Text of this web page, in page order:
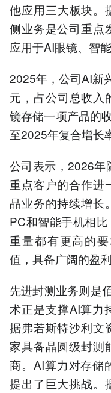
他应用三大板块。
侧业务是公司重点
应用于AI眼镜、智
2025年，公司AI新
元，占公司总收入
镜存储一项产品的
至2025年复合增长
公司表示，2026年
重点客户的合作进
品业务的持续增长
PC和智能手机相
重量都有更高的
值，具备广阔的盈利
先进封测业务则是
术正是支撑AI算力
据弗若斯特沙利文
家具备晶圆级封测
商。AI算力对存储
提出了巨大挑战。